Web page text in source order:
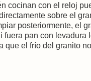
cocinan con el reloj
sobre el
posteriormente, el
fuera pan con levadura
que el frío del granito